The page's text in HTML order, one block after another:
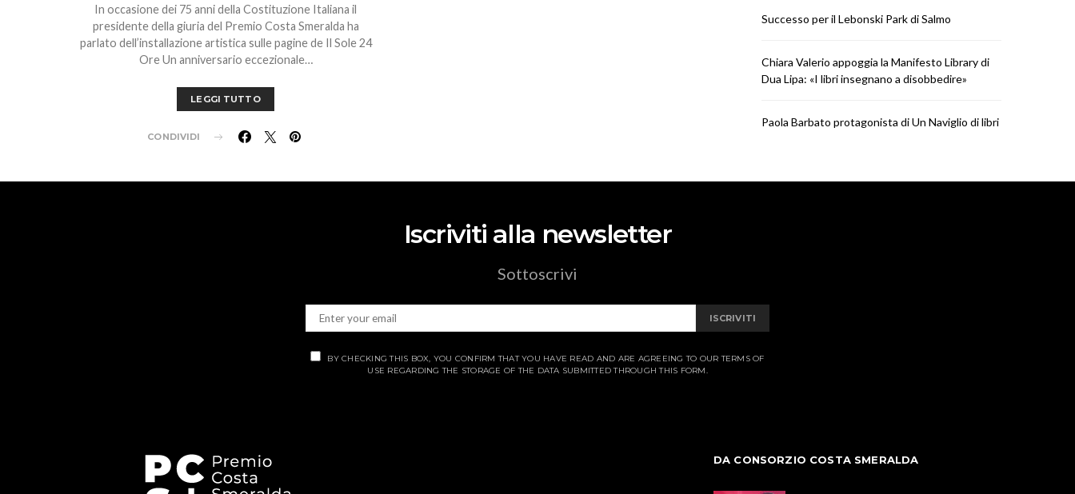
In occasione dei 75 anni della Costituzione Italiana il
presidente della giuria del Premio Costa Smeralda ha
parlato dell’installazione artistica sulle pagine de Il Sole 24
Ore Un anniversario eccezionale…
LEGGI TUTTO
CONDIVIDI
Successo per il Lebonski Park di Salmo
Chiara Valerio appoggia la Manifesto Library di
Dua Lipa: «I libri insegnano a disobbedire»
Paola Barbato protagonista di Un Naviglio di libri
Iscriviti alla newsletter
Sottoscrivi
ISCRIVITI
BY CHECKING THIS BOX, YOU CONFIRM THAT YOU HAVE READ AND ARE AGREEING TO OUR TERMS OF
USE REGARDING THE STORAGE OF THE DATA SUBMITTED THROUGH THIS FORM.
DA CONSORZIO COSTA SMERALDA